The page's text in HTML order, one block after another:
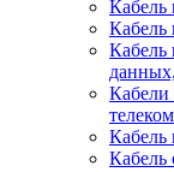
Кабель
Кабель
Кабель
Кабели
Кабель
Кабель